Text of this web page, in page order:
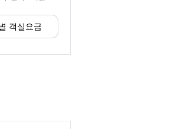
객실요금